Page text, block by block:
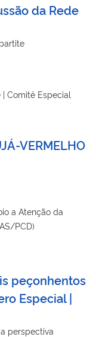
da Rede
Comitê Especial
VERMELHO
a Atenção da
PCD)
peçonhentos
Especial |
perspectiva